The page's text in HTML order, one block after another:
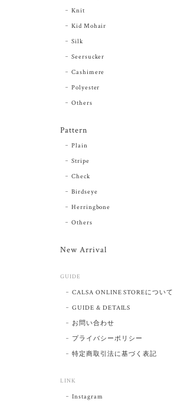
Knit
Kid Mohair
Silk
Seersucker
Cashimere
Polyester
Others
Pattern
Plain
Stripe
Check
Birdseye
Herringbone
Others
New Arrival
GUIDE
CALSA ONLINE STOREについて
GUIDE & DETAILS
お問い合わせ
プライバシーポリシー
特定商取引法に基づく表記
LINK
Instagram